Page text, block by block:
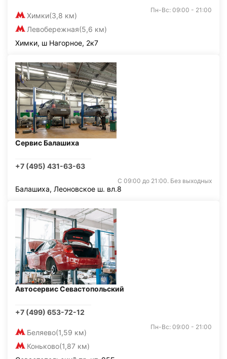
Химки(3,8 км)
Левобережная(5,6 км)
Пн-Вс: 09:00 - 21:00
Химки, ш Нагорное, 2к7
Сервис Балашиха
+7 (495) 431-63-63
С 09:00 до 21:00. Без выходных
Балашиха, Леоновское ш. вл.8
Автосервис Севастопольский
+7 (499) 653-72-12
Беляево(1,59 км)
Коньково(1,87 км)
Пн-Вс: 09:00 - 21:00